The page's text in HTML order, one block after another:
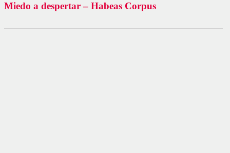
Miedo a despertar – Habeas Corpus